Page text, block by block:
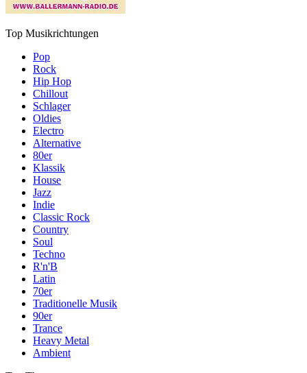
Top Musikrichtungen
Pop
Rock
Hip Hop
Chillout
Schlager
Oldies
Electro
Alternative
80er
Klassik
House
Jazz
Indie
Classic Rock
Country
Soul
Techno
R'n'B
Latin
70er
Traditionelle Musik
90er
Trance
Heavy Metal
Ambient